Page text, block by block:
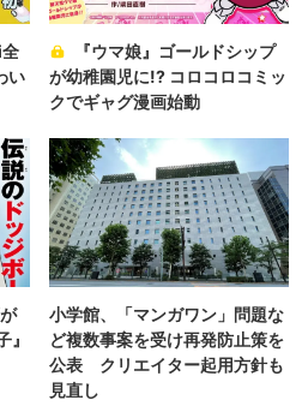
い
『ウマ娘』ゴールドシップ
が幼稚園児に!? コロコロコミッ
クでギャグ漫画始動
小学館、「マンガワン」問題な
ど複数事案を受け再発防止策を
公表 クリエイター起用方針も
見直し